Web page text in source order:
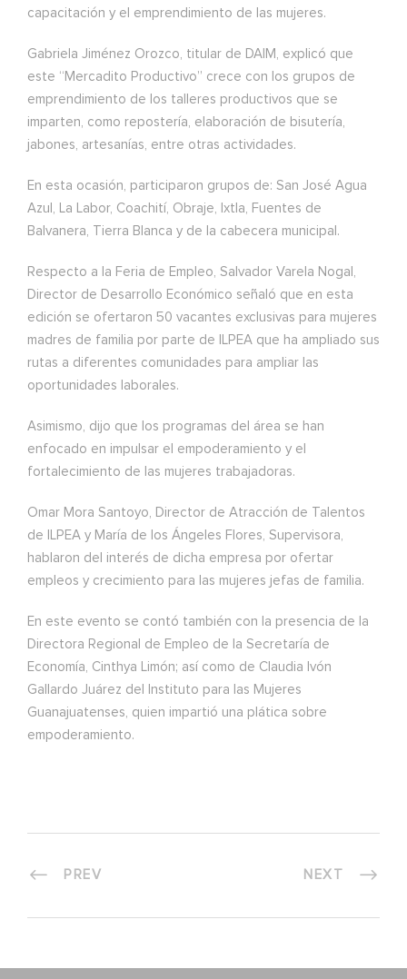
capacitación y el emprendimiento de las mujeres.
Gabriela Jiménez Orozco, titular de DAIM, explicó que
este “Mercadito Productivo” crece con los grupos de
emprendimiento de los talleres productivos que se
imparten, como repostería, elaboración de bisutería,
jabones, artesanías, entre otras actividades.
En esta ocasión, participaron grupos de: San José Agua
Azul, La Labor, Coachití, Obraje, Ixtla, Fuentes de
Balvanera, Tierra Blanca y de la cabecera municipal.
Respecto a la Feria de Empleo, Salvador Varela Nogal,
Director de Desarrollo Económico señaló que en esta
edición se ofertaron 50 vacantes exclusivas para mujeres
madres de familia por parte de ILPEA que ha ampliado sus
rutas a diferentes comunidades para ampliar las
oportunidades laborales.
Asimismo, dijo que los programas del área se han
enfocado en impulsar el empoderamiento y el
fortalecimiento de las mujeres trabajadoras.
Omar Mora Santoyo, Director de Atracción de Talentos
de ILPEA y María de los Ángeles Flores, Supervisora,
hablaron del interés de dicha empresa por ofertar
empleos y crecimiento para las mujeres jefas de familia.
En este evento se contó también con la presencia de la
Directora Regional de Empleo de la Secretaría de
Economía, Cinthya Limón; así como de Claudia Ivón
Gallardo Juárez del Instituto para las Mujeres
Guanajuatenses, quien impartió una plática sobre
empoderamiento.
PREV NEXT